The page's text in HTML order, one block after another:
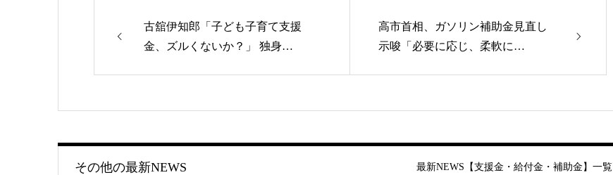
古舘伊知郎「子ども子育て支援
金、ズルくないか？」 独身…
高市首相、ガソリン補助金見直し
示唆「必要に応じ、柔軟に…
その他の最新NEWS 最新NEWS【支援金・給付金・補助金】一覧